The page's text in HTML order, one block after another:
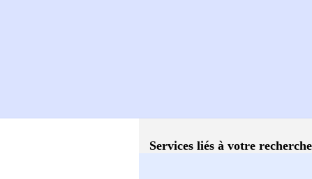
Services liés à votre recherche